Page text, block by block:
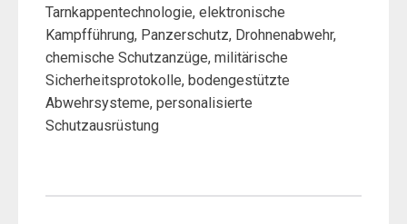
Tarnkappentechnologie, elektronische
Kampfführung, Panzerschutz, Drohnenabwehr,
chemische Schutzanzüge, militärische
Sicherheitsprotokolle, bodengestützte
Abwehrsysteme, personalisierte
Schutzausrüstung